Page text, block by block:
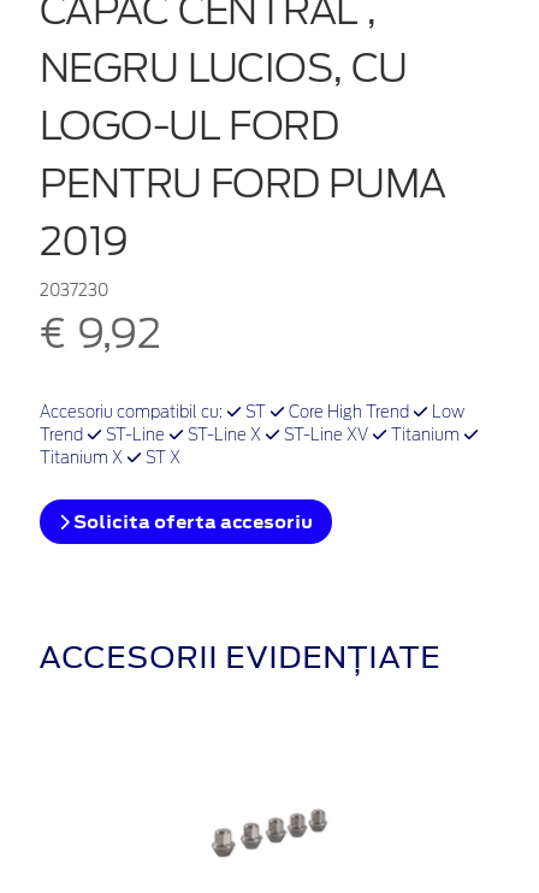
CAPAC CENTRAL ,
NEGRU LUCIOS, CU
LOGO-UL FORD
PENTRU FORD PUMA
2019
2037230
€ 9,92
Accesoriu compatibil cu: ST Core High Trend
Low
Trend
ST-Line ST-Line X ST-Line XV
Titanium
Titanium X
ST X
Solicita oferta accesoriu
ACCESORII EVIDENȚIATE